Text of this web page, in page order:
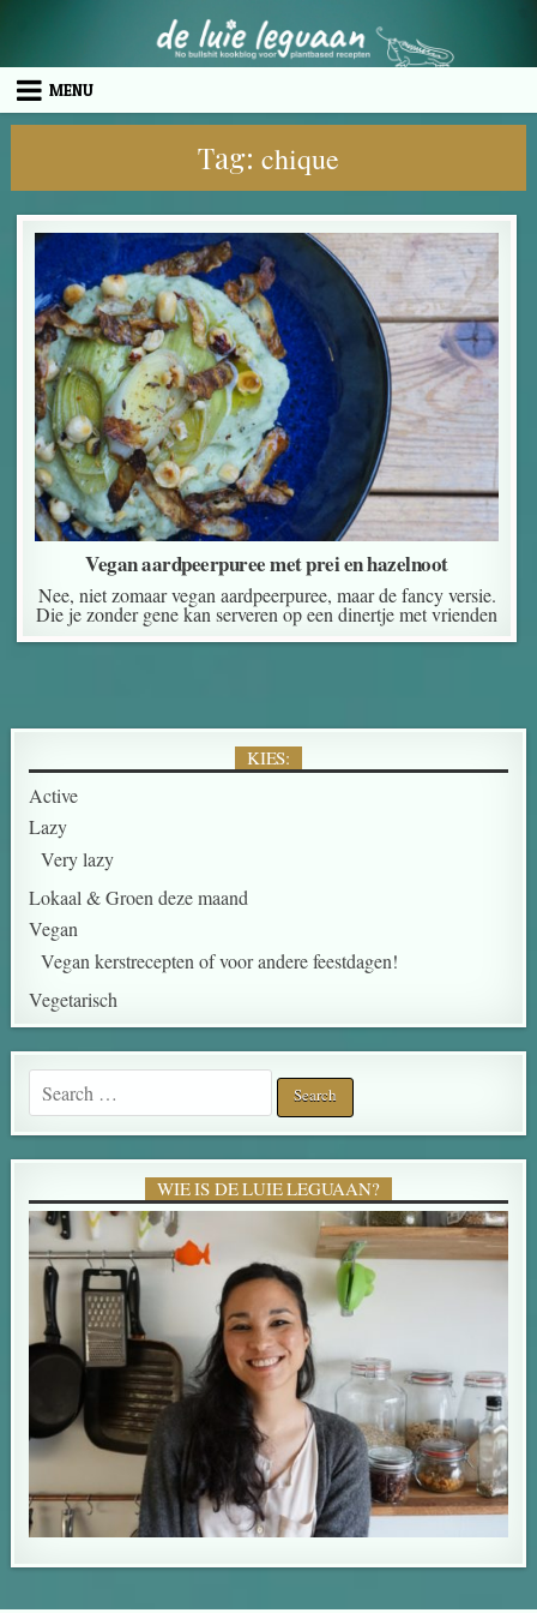
MENU
Tag: chique
Vegan aardpeerpuree met prei en hazelnoot
Nee, niet zomaar vegan aardpeerpuree, maar de fancy versie.
Die je zonder gene kan serveren op een dinertje met vrienden
KIES:
Active
Lazy
Very lazy
Lokaal & Groen deze maand
Vegan
Vegan kerstrecepten of voor andere feestdagen!
Vegetarisch
Search for:
WIE IS DE LUIE LEGUAAN?